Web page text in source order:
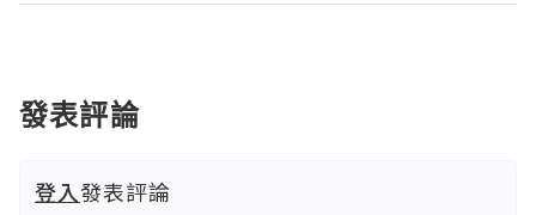
發表評論
登入發表評論